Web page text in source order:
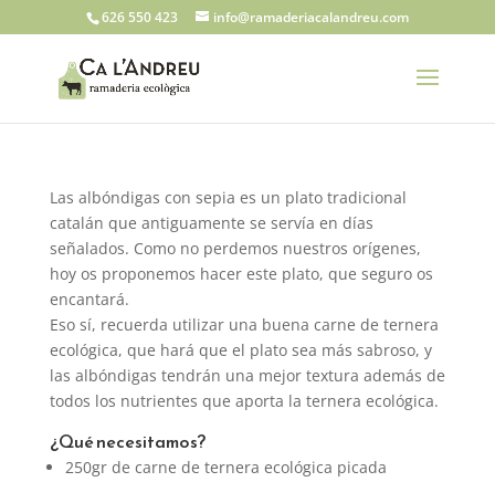
626 550 423 info@ramaderiacalandreu.com
Las albóndigas con sepia es un plato tradicional
catalán que antiguamente se servía en días
señalados. Como no perdemos nuestros orígenes,
hoy os proponemos hacer este plato, que seguro os
encantará.
Eso sí, recuerda utilizar una buena carne de ternera
ecológica, que hará que el plato sea más sabroso, y
las albóndigas tendrán una mejor textura además de
todos los nutrientes que aporta la ternera ecológica.
¿Qué necesitamos?
250gr de carne de ternera ecológica picada